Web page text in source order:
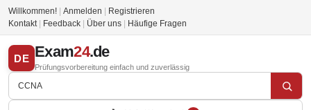
Willkommen! Anmelden
Registrieren
Kontakt
Feedback Über uns Häufige Fragen
DE Exam24.de
Prüfungsvorbereitung einfach und zuverlässig